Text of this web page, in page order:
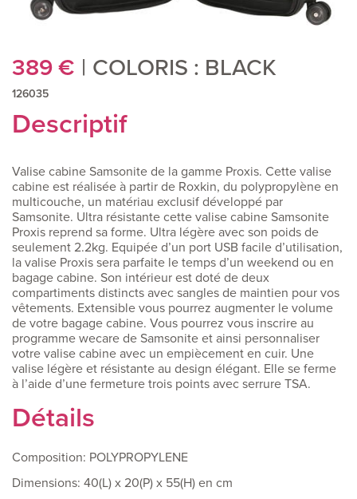
389 € COLORIS : BLACK
126035
Descriptif
Valise cabine Samsonite de la gamme Proxis. Cette valise
cabine est réalisée à partir de Roxkin, du polypropylène en
multicouche, un matériau exclusif développé par
Samsonite. Ultra résistante cette valise cabine Samsonite
Proxis reprend sa forme. Ultra légère avec son poids de
seulement 2.2kg. Equipée d’un port USB facile d’utilisation,
la valise Proxis sera parfaite le temps d’un weekend ou en
bagage cabine. Son intérieur est doté de deux
compartiments distincts avec sangles de maintien pour vos
vêtements. Extensible vous pourrez augmenter le volume
de votre bagage cabine. Vous pourrez vous inscrire au
programme wecare de Samsonite et ainsi personnaliser
votre valise cabine avec un empiècement en cuir. Une
valise légère et résistante au design élégant. Elle se ferme
à l’aide d’une fermeture trois points avec serrure TSA.
Détails
Composition: POLYPROPYLENE
Dimensions: 40(L) x 20(P) x 55(H) en cm